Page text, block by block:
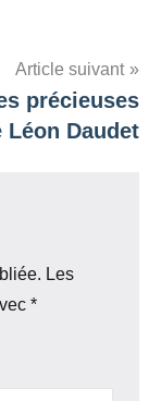
Article suivant
précieuses
Léon Daudet
Les
*